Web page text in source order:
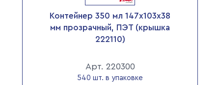
Контейнер 350 мл 147х103х38
мм прозрачный, ПЭТ (крышка
222110)
Арт. 220300
540 шт. в упаковке